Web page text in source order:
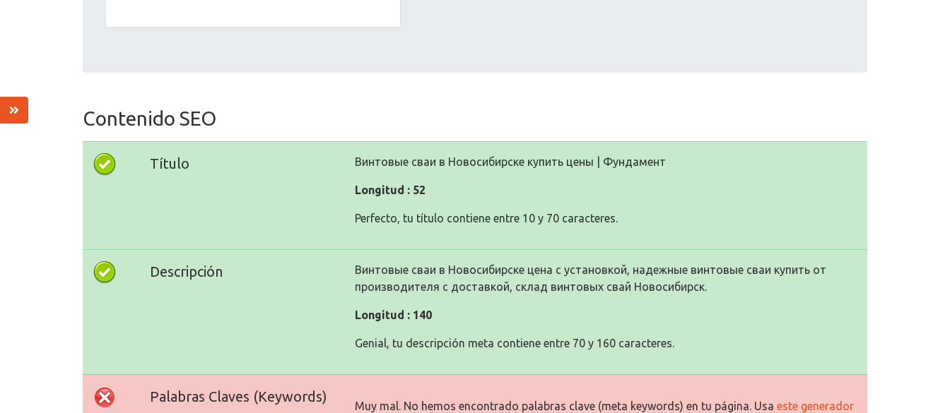
Contenido SEO
Título Винтовые сваи в Новосибирске купить цены | Фундамент
Longitud : 52
Perfecto, tu título contiene entre 10 y 70 caracteres.
Descripción
Винтовые сваи в Новосибирске цена с установкой, надежные винтовые сваи купить от
производителя с доставкой, склад винтовых свай Новосибирск.
Longitud : 140
Genial, tu descripción meta contiene entre 70 y 160 caracteres.
Palabras Claves (Keywords)
Muy mal. No hemos encontrado palabras clave (meta keywords) en tu página. Usa este generador